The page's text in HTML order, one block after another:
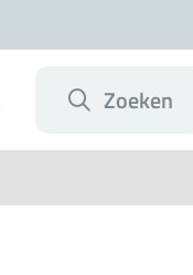
Zoeken